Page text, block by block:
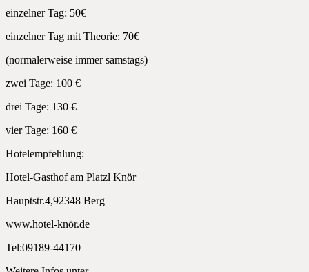
einzelner Tag: 50€
einzelner Tag mit Theorie: 70€
(normalerweise immer samstags)
zwei Tage: 100 €
drei Tage: 130 €
vier Tage: 160 €
Hotelempfehlung:
Hotel-Gasthof am Platzl Knör
Hauptstr.4,92348 Berg
www.hotel-knör.de
Tel:09189-44170